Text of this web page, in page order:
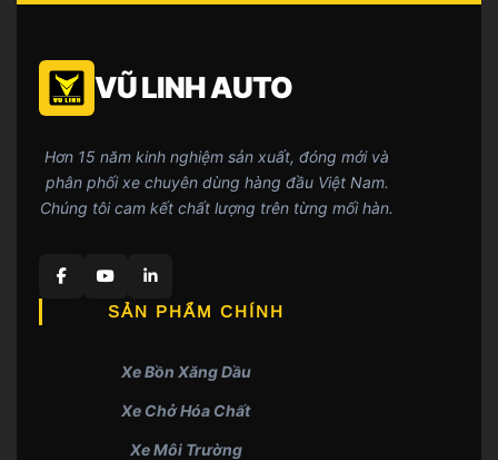
VŨ LINH AUTO
Hơn 15 năm kinh nghiệm sản xuất, đóng mới và
phân phối xe chuyên dùng hàng đầu Việt Nam.
Chúng tôi cam kết chất lượng trên từng mối hàn.
SẢN PHẨM CHÍNH
Xe Bồn Xăng Dầu
Xe Chở Hóa Chất
Xe Môi Trường